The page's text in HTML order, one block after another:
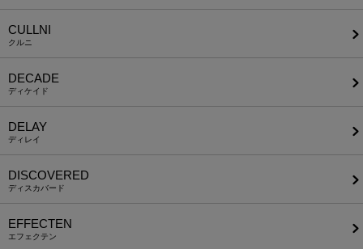
CULLNI
クルニ
DECADE
ディケイド
DELAY
ディレイ
DISCOVERED
ディスカバード
EFFECTEN
エフェクテン